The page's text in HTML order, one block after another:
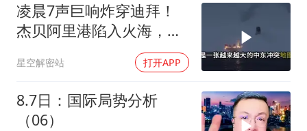
凌晨7声巨响炸穿迪拜！
杰贝阿里港陷入火海，美
军弹药库告急让中东盟友
彻底心寒
星空解密站 打开APP
8.7日：国际局势分析
（06）